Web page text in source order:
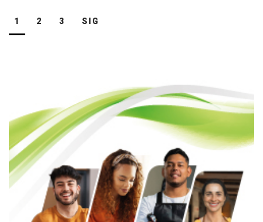
Navegación
de
1 2 3 SIG